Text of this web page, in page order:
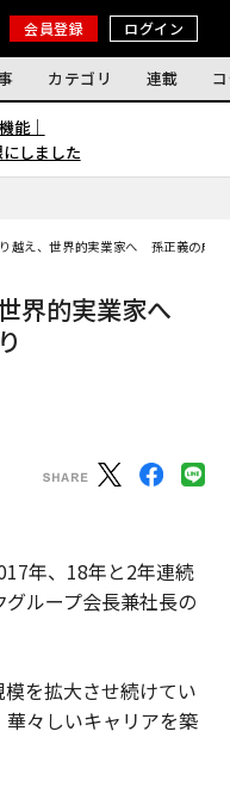
会員登録 ログイン
カテゴリ 連載
能｜
しました
越え、世界的実業家へ 孫正義の成功
界的実業家へ
年、18年と2年連続
ループ会長兼社長の
を拡大させ続けてい
々しいキャリアを築